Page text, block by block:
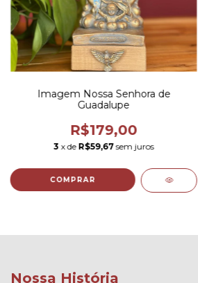
Imagem Nossa Senhora de
Guadalupe
R$179,00
3 x de R$59,67 sem juros
COMPRAR
Nossa História